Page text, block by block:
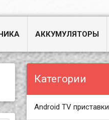
АККУМУЛЯТОРЫ
Категории
Android TV приставки